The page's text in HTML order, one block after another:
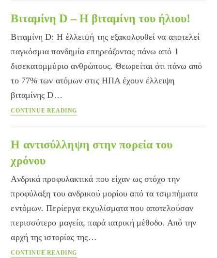
πότε
γίνεται
ο
αντιτετανικός
Βιταμίνη D – Η βιταμίνη του ήλιου!
Βιταμίνη D: Η έλλειψή της εξακολουθεί να αποτελεί
παγκόσμια πανδημία επηρεάζοντας πάνω από 1
δισεκατομμύριο ανθρώπους. Θεωρείται ότι πάνω από
το 77% των ατόμων στις ΗΠΑ έχουν έλλειψη
βιταμίνης D…
CONTINUE READING
Η
βιταμίνη
ήλιου!
Η αντισύλληψη στην πορεία του
χρόνου
Ανδρικά προφυλακτικά που είχαν ως στόχο την
προφύλαξη του ανδρικού μορίου από τα τσιμπήματα
εντόμων. Περίεργα εκχυλίσματα που αποτελούσαν
περισσότερο μαγεία, παρά ιατρική μέθοδο. Από την
αρχή της ιστορίας της…
CONTINUE READING